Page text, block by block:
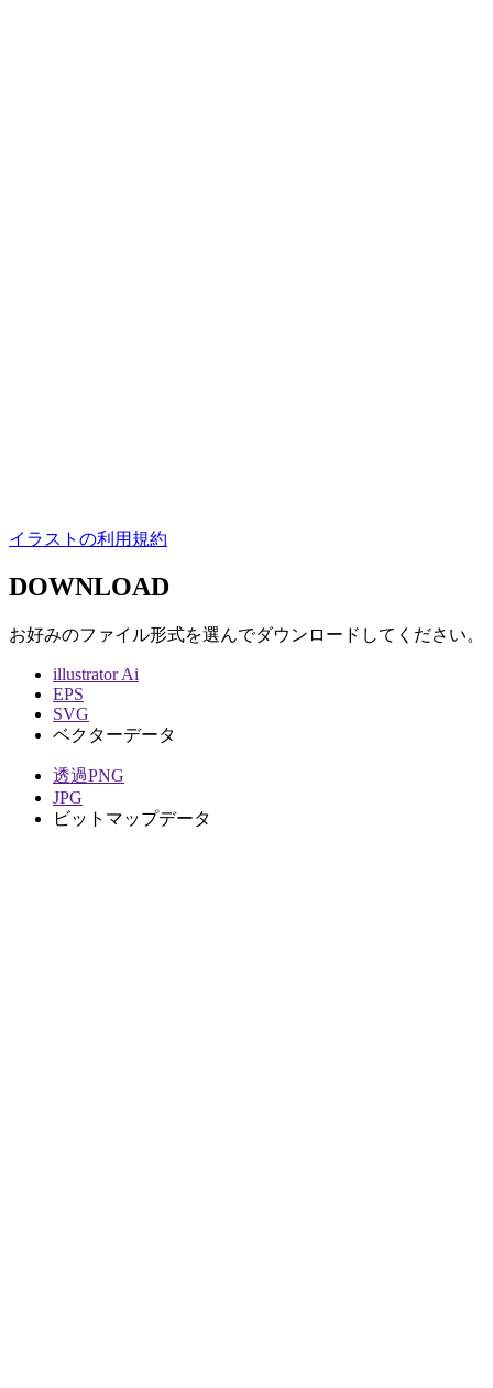
イラストの利用規約
DOWNLOAD
お好みのファイル形式を選んでダウンロードしてください。
illustrator Ai
EPS
SVG
ベクターデータ
透過PNG
JPG
ビットマップデータ